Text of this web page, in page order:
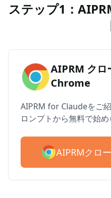
ステップ1：
AIPRM ク
Chrome
AIPRM for Claudeをご
ロンプトから無料で始め
AIPRMクロ